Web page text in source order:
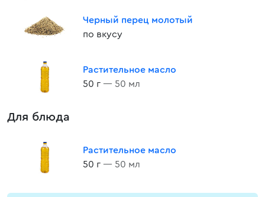
Черный перец молотый
по вкусу
Растительное масло
50 г — 50 мл
Для блюда
Растительное масло
50 г — 50 мл